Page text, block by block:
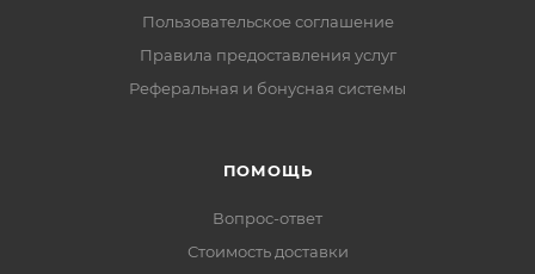
Пользовательское соглашение
Правила предоставления услуг
Реферальная и бонусная системы
ПОМОЩЬ
Вопрос-ответ
Стоимость доставки